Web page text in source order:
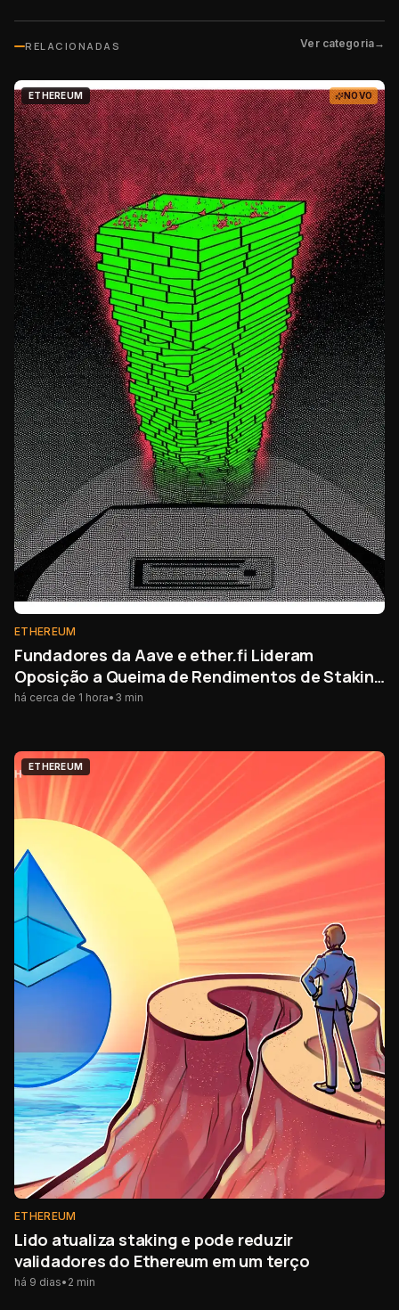
RELACIONADAS Ver categoria→
ETHEREUM NOVO
ETHEREUM
Fundadores da Aave e ether.fi Lideram
Oposição a Queima de Rendimentos de Staking
do Ethereum
há cerca de 1 hora• 3 min
ETHEREUM
ETHEREUM
Lido atualiza staking e pode reduzir
validadores do Ethereum em um terço
há 9 dias• 2 min